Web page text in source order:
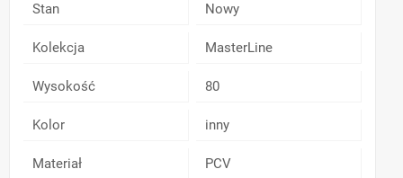
Stan Nowy
Kolekcja MasterLine
Wysokość 80
Kolor inny
Materiał PCV